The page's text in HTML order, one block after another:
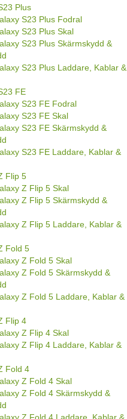
Plus
S23 Plus Fodral
S23 Plus Skal
S23 Plus Skärmskydd &
S23 Plus Laddare, Kablar &
FE
S23 FE Fodral
S23 FE Skal
S23 FE Skärmskydd &
S23 FE Laddare, Kablar &
Flip 5
Z Flip 5 Skal
Z Flip 5 Skärmskydd &
Z Flip 5 Laddare, Kablar &
Fold 5
Z Fold 5 Skal
Z Fold 5 Skärmskydd &
Z Fold 5 Laddare, Kablar &
Flip 4
Z Flip 4 Skal
Z Flip 4 Laddare, Kablar &
Fold 4
Z Fold 4 Skal
Z Fold 4 Skärmskydd &